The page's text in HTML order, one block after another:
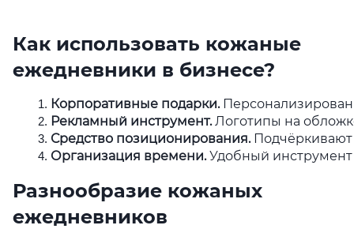
Как использовать кожаные
ежедневники в бизнесе?
Корпоративные подарки.
Рекламный инструмент. Логотипы на
Средство позиционирования.
Организация времени. Удобный инструмент
Разнообразие кожаных
ежедневников